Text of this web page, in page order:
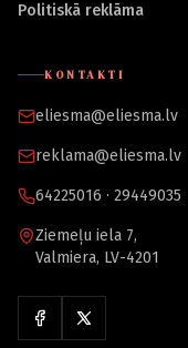
Politiskā reklāma
KONTAKTI
eliesma@eliesma.lv
reklama@eliesma.lv
64225016 · 29449035
Ziemeļu iela 7,
Valmiera, LV-4201